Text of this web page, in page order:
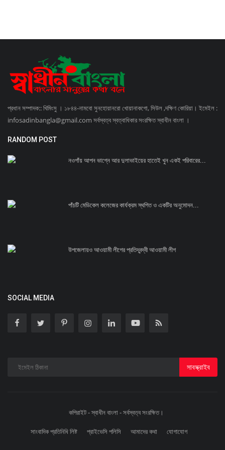
প্রধান সম্পাদক:: খিমিংসু । ১৮৪৪-নামবো সুনহোয়ানরো খোয়ানাকগো, সিউল ,দক্ষিণ কোরিয়া। ইমেইল :
infosadinbangla@gmail.com সর্বস্বত্ব স্বত্বাধিকার সংরক্ষিত স্বাধীন বাংলা ।
RANDOM POST
নওগাঁয় আপন ভাগ্নে আর দুলাভাইয়ের হাতেই খুন একই পরিবারের...
পাঁচটি মেডিকেল কলেজের কার্যক্রম স্থগিত ও একটির অনুমোদন...
উপজেলায়ও আওয়ামী লীগের প্রতিদ্বন্দ্বী আওয়ামী লীগ
SOCIAL MEDIA
সাবস্ক্রাইব
কপিরাইট - স্বাধীন বাংলা - সর্বস্বত্ব সংরক্ষিত।
সাংবাদিক প্রতিনিধি লিষ্ট প্রাইভেসি পলিসি আমাদের কথা যোগাযোগ